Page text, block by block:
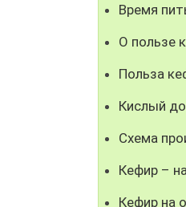
Время
О пользе
Польза
Кислый
Схема
Кефир –
Кефир на